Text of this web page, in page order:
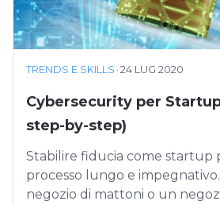
TRENDS E SKILLS ·24 LUG 2020
Cybersecurity per
step-by-step)
Stabilire fiducia come startup
processo lungo e
negozio di mattoni o un